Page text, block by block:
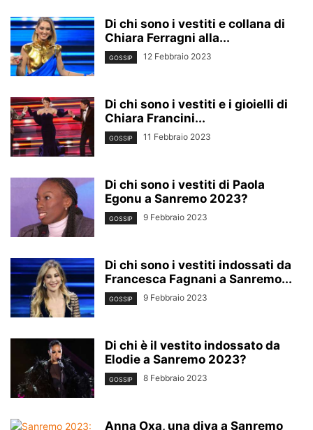
Di chi sono i vestiti e collana di
Chiara Ferragni alla...
GOSSIP 12 Febbraio 2023
Di chi sono i vestiti e i gioielli di
Chiara Francini...
GOSSIP 11 Febbraio 2023
Di chi sono i vestiti di Paola
Egonu a Sanremo 2023?
GOSSIP 9 Febbraio 2023
Di chi sono i vestiti indossati da
Francesca Fagnani a Sanremo...
GOSSIP 9 Febbraio 2023
Di chi è il vestito indossato da
Elodie a Sanremo 2023?
GOSSIP 8 Febbraio 2023
Anna Oxa, una diva a Sanremo